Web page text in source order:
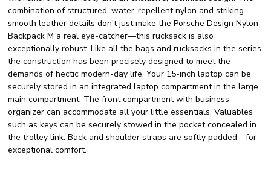
combination of structured, water-repellent nylon and striking
smooth leather details don't just make the Porsche Design Nylon
Backpack M a real eye-catcher—this rucksack is also
exceptionally robust. Like all the bags and rucksacks in the series
the construction has been precisely designed to meet the
demands of hectic modern-day life. Your 15-inch laptop can be
securely stored in an integrated laptop compartment in the large
main compartment. The front compartment with business
organizer can accommodate all your little essentials. Valuables
such as keys can be securely stowed in the pocket concealed in
the trolley link. Back and shoulder straps are softly padded—for
exceptional comfort.